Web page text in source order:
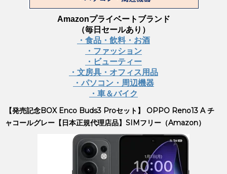
Amazonプライベートブランド
（毎日セールあり）
・食品・飲料・お酒
・ファッション
・ビューティー
・文房具・オフィス用品
・パソコン・周辺機器
・車＆バイク
【発売記念BOX Enco Buds3 Proセット】 OPPO Reno13 A チ
ャコールグレー【日本正規代理店品】SIMフリー（Amazon）